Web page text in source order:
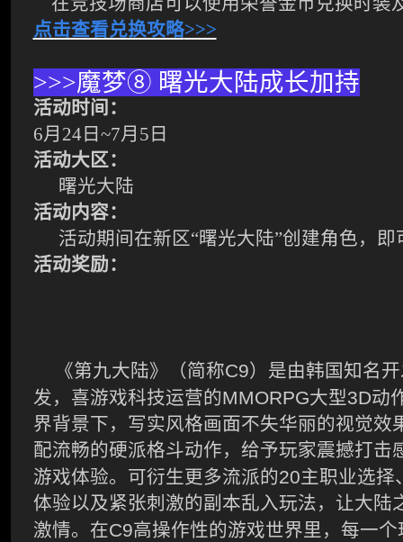
点击查看兑换攻略>>>
>>>魔梦⑧ 曙光大陆成长加持
活动时间：
6月 24日 ~7月 5 日
活动大区：
曙光大陆
活动内容：
活动期间在新区“曙光大陆”创建角色，
活动奖励：
《第九大陆》（简称C9）是由韩国知名
发，喜游戏科技运营的MMORPG大型3D动
界背景下，写实风格画面不失华丽的视觉效
配流畅的硬派格斗动作，给予玩家震撼打击
游戏体验。可衍生更多流派的20主职业选择
体验以及紧张刺激的副本乱入玩法，让大陆
激情。在C9高操作性的游戏世界里，每一